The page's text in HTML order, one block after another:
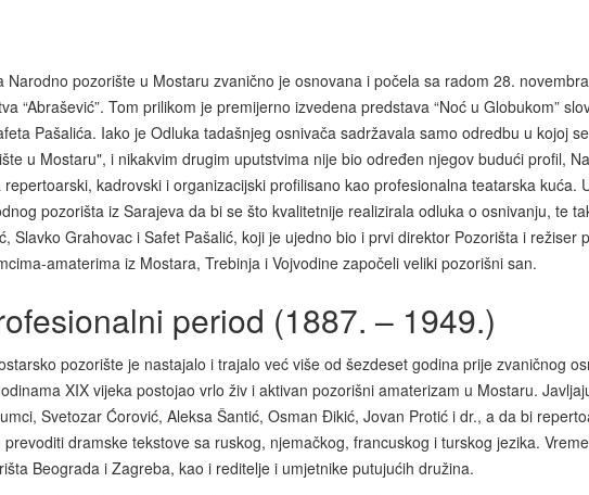
Narodno pozorište u Mostaru zvanično je osnovana i počela sa radom 28.
“Abrašević”. Tom prilikom je premijerno izvedena predstava “Noć u Globukom”
Pašalića. Iako je Odluka tadašnjeg osnivača sadržavala samo odredbu u kojoj
u Mostaru", i nikakvim drugim uputstvima nije bio određen njegov budući profil,
kadrovski i organizacijski profilisano kao profesionalna teatarska kuća.
pozorišta iz Sarajeva da bi se što kvalitetnije realizirala odluka o osnivanju, te
Slavko Grahovac i Safet Pašalić, koji je ujedno bio i prvi direktor Pozorišta i režiser
amaterima iz Mostara, Trebinja i Vojvodine započeli veliki pozorišni san.
period (1887. – 1949.)
pozorište je nastajalo i trajalo već više od šezdeset godina prije zvaničnog
XIX vijeka postojao vrlo živ i aktivan pozorišni amaterizam u Mostaru.
Svetozar Ćorović, Aleksa Šantić, Osman Đikić, Jovan Protić i dr., a da bi
dramske tekstove sa ruskog, njemačkog, francuskog i turskog jezika.
Beograda i Zagreba, kao i reditelje i umjetnike putujućih družina.